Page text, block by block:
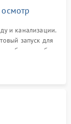
и канализации.
запуск для
сбоев в работе